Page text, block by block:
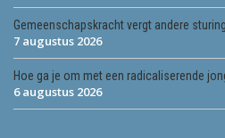
Gemeenschapskracht vergt andere
7 augustus 2026
Hoe ga je om met een radicaliserende
6 augustus 2026